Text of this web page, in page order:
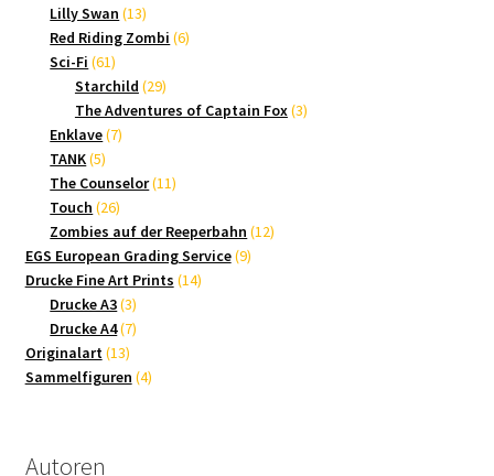
Lilly Swan 1313
Produkte
Red Riding Zombi 66
Sci-Fi 6161
Produkte
Starchild 2929
Produkte
The Adventures of Captain Fox 33
Enklave 77
TANK 55
Produkte
The Counselor 1111
Touch 2626
Produkte
Zombies auf der Reeperbahn 1212
EGS European Grading Service 99
Drucke Fine Art Prints 1414
Drucke A3 33
Produkte
Drucke A4 77
Originalart 1313
Produkte
Sammelfiguren 44
Autoren